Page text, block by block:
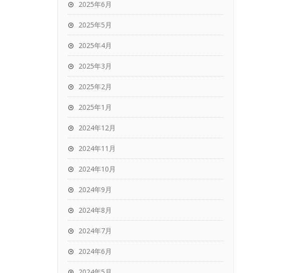
2025年6月
2025年5月
2025年4月
2025年3月
2025年2月
2025年1月
2024年12月
2024年11月
2024年10月
2024年9月
2024年8月
2024年7月
2024年6月